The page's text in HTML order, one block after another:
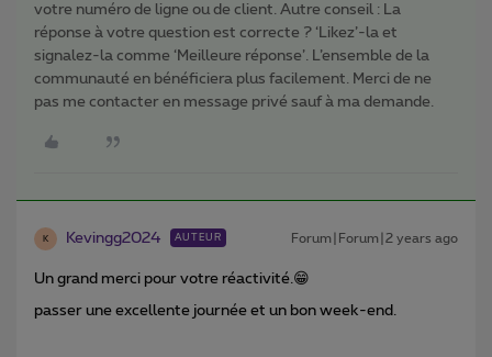
votre numéro de ligne ou de client. Autre conseil : La
réponse à votre question est correcte ? ‘Likez’-la et
signalez-la comme ‘Meilleure réponse’. L’ensemble de la
communauté en bénéficiera plus facilement. Merci de ne
pas me contacter en message privé sauf à ma demande.
K Kevingg2024 AUTEUR Forum|Forum|2 years ago
Un grand merci pour votre réactivité.😁
passer une excellente journée et un bon week-end.